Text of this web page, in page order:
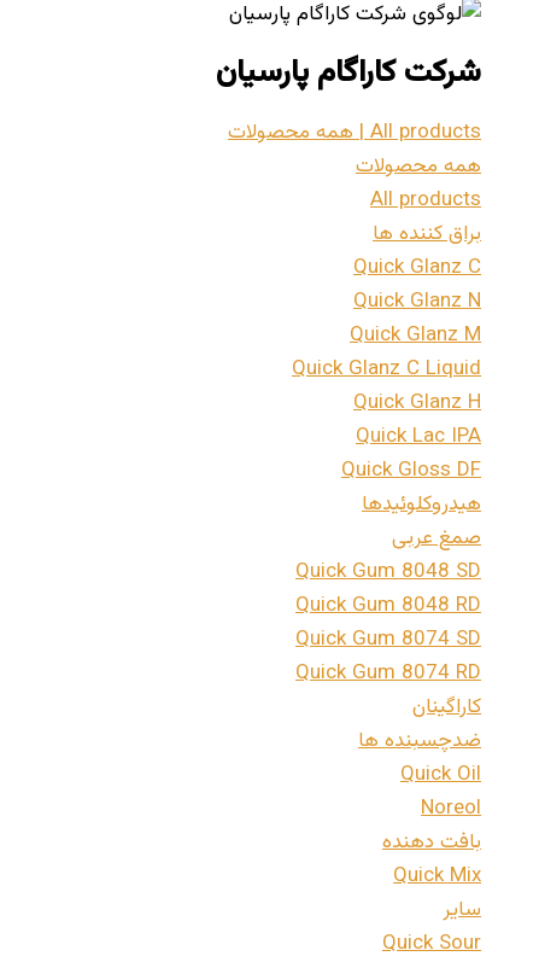
شرکت کاراگام پارسیان
All products | همه محصولات
همه محصولات
All products
براق کننده ها
Quick Glanz C
Quick Glanz N
Quick Glanz M
Quick Glanz C Liquid
Quick Glanz H
Quick Lac IPA
Quick Gloss DF
هیدروکلوئیدها
صمغ عربی
Quick Gum 8048 SD
Quick Gum 8048 RD
Quick Gum 8074 SD
Quick Gum 8074 RD
کاراگینان
ضدچسبنده ها
Quick Oil
Noreol
بافت دهنده
Quick Mix
سایر
Quick Sour